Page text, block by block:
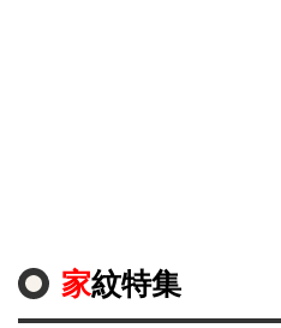
家紋特集